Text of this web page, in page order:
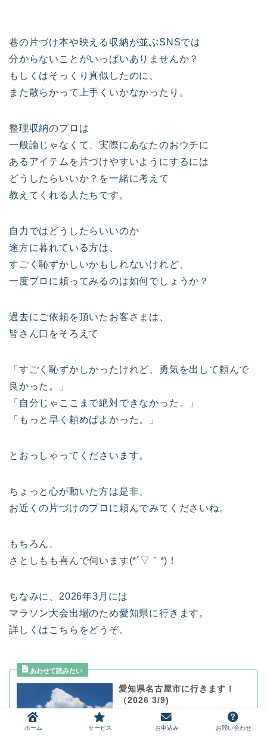
巷の片づけ本や映える収納が並ぶSNSでは
分からないことがいっぱいありませんか？
もしくはそっくり真似したのに、
また散らかって上手くいかなかったり。
整理収納のプロは
一般論じゃなくて、実際にあなたのおウチに
あるアイテムを片づけやすいようにするには
どうしたらいいか？を一緒に考えて
教えてくれる人たちです。
自力ではどうしたらいいのか
途方に暮れている方は、
すごく恥ずかしいかもしれないけれど、
一度プロに頼ってみるのは如何でしょうか？
過去にご依頼を頂いたお客さまは、
皆さん口をそろえて
「すごく恥ずかしかったけれど、勇気を出して頼んで
良かった。」
「自分じゃここまで絶対できなかった。」
「もっと早く頼めばよかった。」
とおっしゃってくださいます。
ちょっと心が動いた方は是非、
お近くの片づけのプロに頼んでみてくださいね。
もちろん、
さとしもも喜んで伺います(*´▽｀*)！
ちなみに、2026年3月には
マラソン大会出場のため愛知県に行きます。
詳しくはこちらをどうぞ。
愛知県名古屋市に行きます！
（2026 3/9)
ホーム サービス お申込み お問い合わせ